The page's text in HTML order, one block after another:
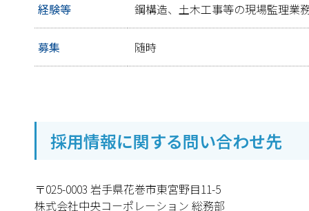
経験等 鋼構造、土木工事等の現場監理業
募集 随時
採用情報に関する問い合わせ先
〒025-0003 岩手県花巻市東宮野目11-5
株式会社中央コーポレーション 総務部